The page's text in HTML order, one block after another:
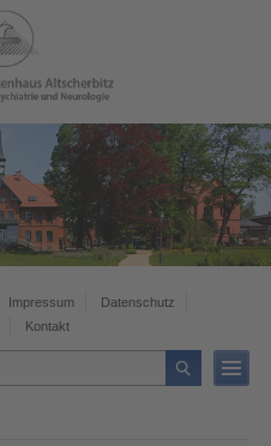
Impressum
Datenschutz
Kontakt